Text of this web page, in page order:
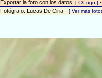
Exportar la foto con los datos:[ C/Logo ]
Fotógrafo: Lucas De Ciria -[ Ver más